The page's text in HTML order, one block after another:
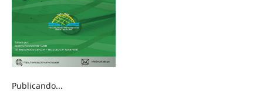
Publicando...